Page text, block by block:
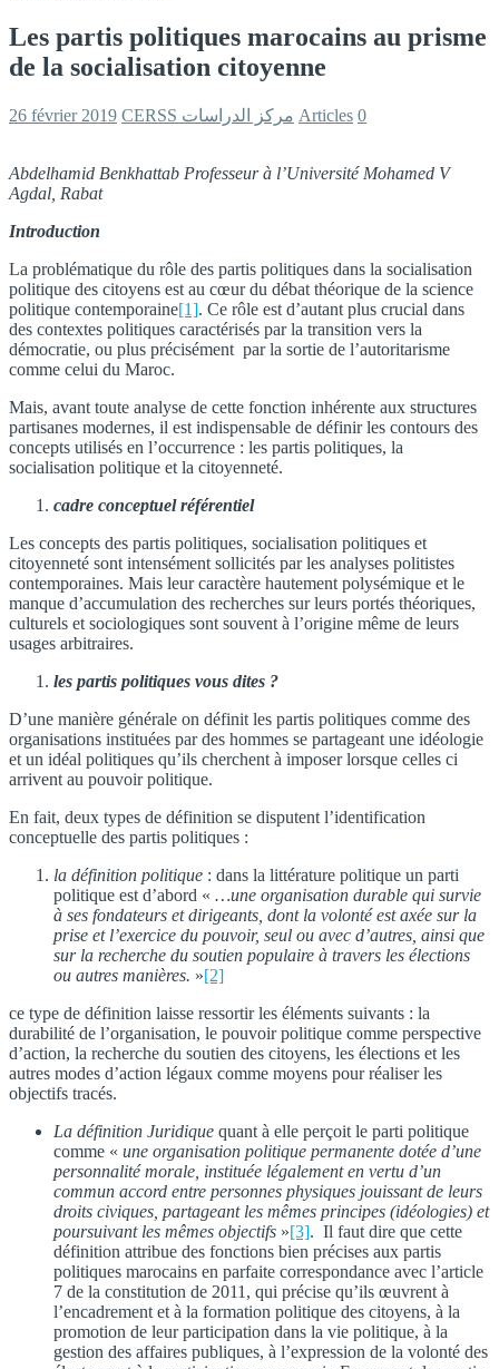
Les partis politiques marocains au prisme
de la socialisation citoyenne
26 février 2019 CERSS مركز الدراسات Articles 0
Abdelhamid Benkhattab Professeur à l’Université Mohamed V
Agdal, Rabat
Introduction
La problématique du rôle des partis politiques dans la socialisation
politique des citoyens est au cœur du débat théorique de la science
politique contemporaine[1]. Ce rôle est d’autant plus crucial dans
des contextes politiques caractérisés par la transition vers la
démocratie, ou plus précisément par la sortie de l’autoritarisme
comme celui du Maroc.
Mais, avant toute analyse de cette fonction inhérente aux structures
partisanes modernes, il est indispensable de définir les contours des
concepts utilisés en l’occurrence : les partis politiques, la
socialisation politique et la citoyenneté.
cadre conceptuel référentiel
Les concepts des partis politiques, socialisation politiques et
citoyenneté sont intensément sollicités par les analyses politistes
contemporaines. Mais leur caractère hautement polysémique et le
manque d’accumulation des recherches sur leurs portés théoriques,
culturels et sociologiques sont souvent à l’origine même de leurs
usages arbitraires.
les partis politiques vous dites ?
D’une manière générale on définit les partis politiques comme des
organisations instituées par des hommes se partageant une idéologie
et un idéal politiques qu’ils cherchent à imposer lorsque celles ci
arrivent au pouvoir politique.
En fait, deux types de définition se disputent l’identification
conceptuelle des partis politiques :
la définition politique : dans la littérature politique un parti
politique est d’abord « …une organisation durable qui survie
à ses fondateurs et dirigeants, dont la volonté est axée sur la
prise et l’exercice du pouvoir, seul ou avec d’autres, ainsi que
sur la recherche du soutien populaire à travers les élections
ou autres manières. »[2]
ce type de définition laisse ressortir les éléments suivants : la
durabilité de l’organisation, le pouvoir politique comme perspective
d’action, la recherche du soutien des citoyens, les élections et les
autres modes d’action légaux comme moyens pour réaliser les
objectifs tracés.
La définition Juridique quant à elle perçoit le parti politique
comme « une organisation politique permanente dotée d’une
personnalité morale, instituée légalement en vertu d’un
commun accord entre personnes physiques jouissant de leurs
droits civiques, partageant les mêmes principes (idéologies) et
poursuivant les mêmes objectifs »[3]. Il faut dire que cette
définition attribue des fonctions bien précises aux partis
politiques marocains en parfaite correspondance avec l’article
7 de la constitution de 2011, qui précise qu’ils œuvrent à
l’encadrement et à la formation politique des citoyens, à la
promotion de leur participation dans la vie politique, à la
gestion des affaires publiques, à l’expression de la volonté des